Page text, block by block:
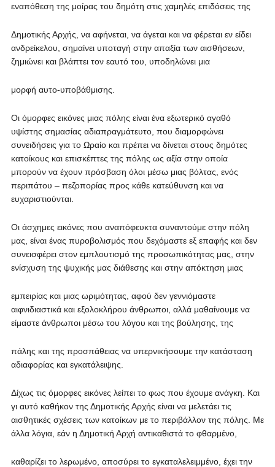
εναπόθεση της μοίρας του δημότη στις χαμηλές επιδόσεις της
Δημοτικής Αρχής, να αφήνεται, να άγεται και να φέρεται εν είδει
ανδρείκελου, σημαίνει υποταγή στην απαξία των αισθήσεων,
ζημιώνει και βλάπτει τον εαυτό του, υποδηλώνει μια
μορφή αυτο-υποβάθμισης.
Οι όμορφες εικόνες μιας πόλης είναι ένα εξωτερικό αγαθό
υψίστης σημασίας αδιαπραγμάτευτο, που διαμορφώνει
συνειδήσεις για το Ωραίο και πρέπει να δίνεται στους δημότες
κατοίκους και επισκέπτες της πόλης ως αξία στην οποία
μπορούν να έχουν πρόσβαση όλοι μέσω μιας βόλτας, ενός
περιπάτου – πεζοπορίας προς κάθε κατεύθυνση και να
ευχαριστιούνται.
Οι άσχημες εικόνες που αναπόφευκτα συναντούμε στην πόλη
μας, είναι ένας πυροβολισμός που δεχόμαστε εξ επαφής και δεν
συνεισφέρει στον εμπλουτισμό της προσωπικότητας μας, στην
ενίσχυση της ψυχικής μας διάθεσης και στην απόκτηση μιας
εμπειρίας και μιας ωριμότητας, αφού δεν γεννιόμαστε
αιφνιδιαστικά και εξολοκλήρου άνθρωποι, αλλά μαθαίνουμε να
είμαστε άνθρωποι μέσω του λόγου και της βούλησης, της
πάλης και της προσπάθειας να υπερνικήσουμε την κατάσταση
αδιαφορίας και εγκατάλειψης.
Δίχως τις όμορφες εικόνες λείπει το φως που έχουμε ανάγκη. Και
γι αυτό καθήκον της Δημοτικής Αρχής είναι να μελετάει τις
αισθητικές σχέσεις των κατοίκων με το περιβάλλον της πόλης. Με
άλλα λόγια, εάν η Δημοτική Αρχή αντικαθιστά το φθαρμένο,
καθαρίζει το λερωμένο, αποσύρει το εγκαταλελειμμένο, έχει την